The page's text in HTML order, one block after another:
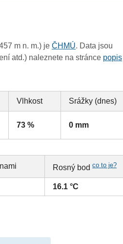
m n. m.) jeČHMÚ. Data jsou
atd.) naleznete na stránce popis
Vlhkost Srážky (dnes)
73 % 0 mm
Rosný bodco to je?
16.1 °C